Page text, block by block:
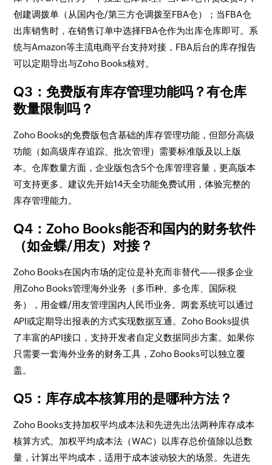
创建调拨单（从国内仓/第三方仓调拨至FBA仓）；当FBA仓
出库销售时，在销售订单中选择FBA仓作为出库仓库即可。系
统与Amazon等主流电商平台支持对接，FBA后台的库存报告
可以定期导出与Zoho Books核对。
Q3：免费版有库存管理功能吗？有仓库
数量限制吗？
Zoho Books的免费版包含基础的库存管理功能，但部分高级
功能（如高级库存追踪、批次管理）需要标准版及以上版
本。仓库数量方面，企业版包含5个仓库管理容量，更高版本
可支持更多。建议先开始14天全功能免费试用，体验完整的
库存管理能力。
Q4：Zoho Books能否和国内的财务软件
（如金蝶/用友）对接？
Zoho Books在国内市场的定位是补充而非替代——很多企业
用Zoho Books管理海外业务（多币种、多仓库、国际税
务），用金蝶/用友管理国内人民币业务。两套系统可以通过
API或定期导出报表的方式实现数据互通。Zoho Books提供
了丰富的API接口，支持开发者自定义数据同步方案。如果你
只需要一套海外业务的财务工具，Zoho Books可以独立覆
盖。
Q5：库存成本核算用的是哪种方法？
Zoho Books支持加权平均成本法和先进先出法两种库存成本
核算方式。加权平均成本法（WAC）以库存总价值除以总数
量，计算出平均成本，适用于成本波动较大的场景。先进先